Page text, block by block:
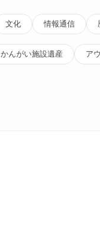
文化 情報通信
かんがい施設遺産 ア